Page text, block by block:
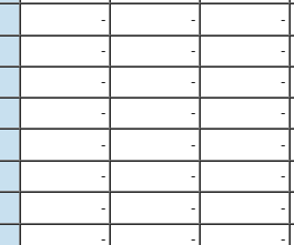
- - -
- - -
- - -
- - -
- - -
- - -
- - -
- - -